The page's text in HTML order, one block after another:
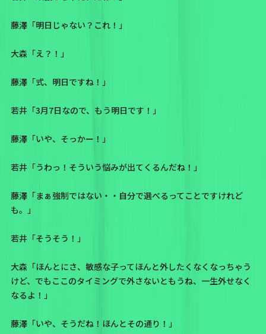
藤澤「明日じゃない？これ！」
大森「え？！」
藤澤「式、明日ですね！」
若井「3月7日なので、もう明日です！」
藤澤「いや、そっかー！」
若井「うわっ！そういう悩みが出てくるんだね！」
藤澤「まぁ強制ではない・・自分で選べるってことですけれど
も。」
若井「そうそう！」
大森「ほんとにさ、敏感な子ってほんと外したくなくなっちゃう
けど、でもここのタイミングで外さないともうね、一生外せなく
なるよ！」
藤澤「いや、そうだね！ほんとその通り！」